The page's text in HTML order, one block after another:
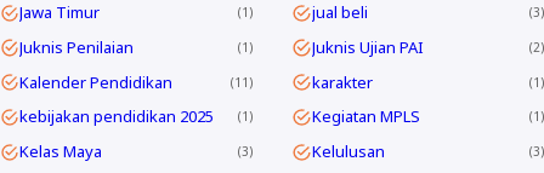
Jawa Timur 1 jual beli 3
Juknis Penilaian 1 Juknis Ujian PAI 2
Kalender Pendidikan 11 karakter 1
kebijakan pendidikan 2025 1 Kegiatan MPLS 1
Kelas Maya 3 Kelulusan 3